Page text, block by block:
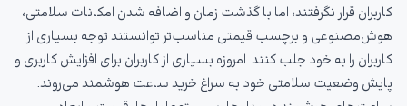
کاربران قرار نگرفتند، اما با گذشت زمان و اضافه شدن امکانات سلامتی،
هوش‌مصنوعی و برچسب قیمتی مناسب‌تر توانستند توجه بسیاری از
کاربران را به خود جلب کنند. امروزه بسیاری از کاربران برای افزایش کاربری و
پایش وضعیت سلامتی خود به سراغ خرید ساعت هوشمند می‌روند.